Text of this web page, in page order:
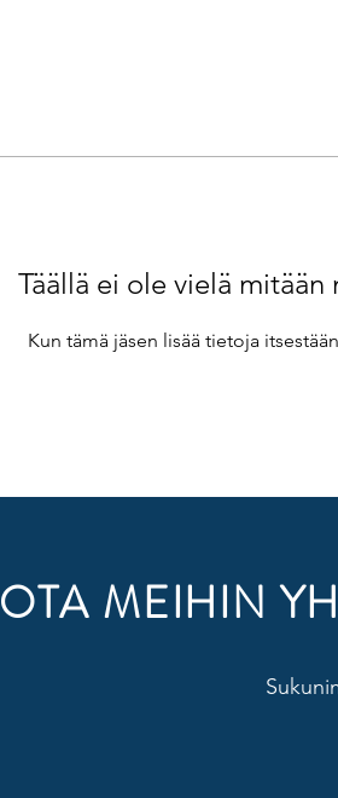
Täällä ei ole vielä mitään
Kun tämä jäsen lisää tietoja
OTA MEIHIN